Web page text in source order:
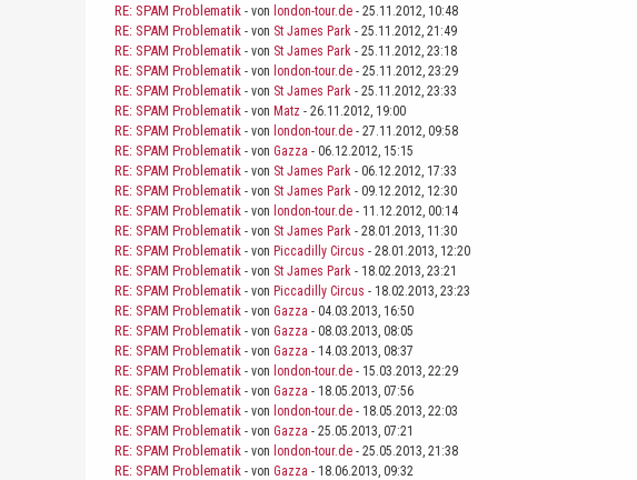
RE: SPAM Problematik - von london-tour.de- 25.11.2012, 10:48
RE: SPAM Problematik - von St James Park- 25.11.2012, 21:49
RE: SPAM Problematik - von St James Park- 25.11.2012, 23:18
RE: SPAM Problematik - von london-tour.de- 25.11.2012, 23:29
RE: SPAM Problematik - von St James Park- 25.11.2012, 23:33
RE: SPAM Problematik - von Matz- 26.11.2012, 19:00
RE: SPAM Problematik - von london-tour.de- 27.11.2012, 09:58
RE: SPAM Problematik - von Gazza - 06.12.2012, 15:15
RE: SPAM Problematik - von St James Park- 06.12.2012, 17:33
RE: SPAM Problematik - von St James Park- 09.12.2012, 12:30
RE: SPAM Problematik - von london-tour.de- 11.12.2012, 00:14
RE: SPAM Problematik - von St James Park- 28.01.2013, 11:30
RE: SPAM Problematik - von Piccadilly Circus - 28.01.2013, 12:20
RE: SPAM Problematik - von St James Park- 18.02.2013, 23:21
RE: SPAM Problematik - von Piccadilly Circus - 18.02.2013, 23:23
RE: SPAM Problematik - von Gazza - 04.03.2013, 16:50
RE: SPAM Problematik - von Gazza - 08.03.2013, 08:05
RE: SPAM Problematik - von Gazza - 14.03.2013, 08:37
RE: SPAM Problematik - von london-tour.de- 15.03.2013, 22:29
RE: SPAM Problematik - von Gazza - 18.05.2013, 07:56
RE: SPAM Problematik - von london-tour.de- 18.05.2013, 22:03
RE: SPAM Problematik - von Gazza - 25.05.2013, 07:21
RE: SPAM Problematik - von london-tour.de- 25.05.2013, 21:38
RE: SPAM Problematik - von Gazza - 18.06.2013, 09:32